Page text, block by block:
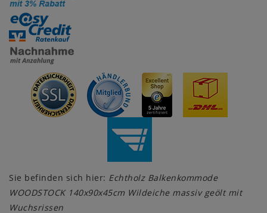
Sie befinden sich hier: Echtholz Balkenkommode
WOODSTOCK 140x90x45cm Wildeiche massiv geölt mit
Wuchsrissen